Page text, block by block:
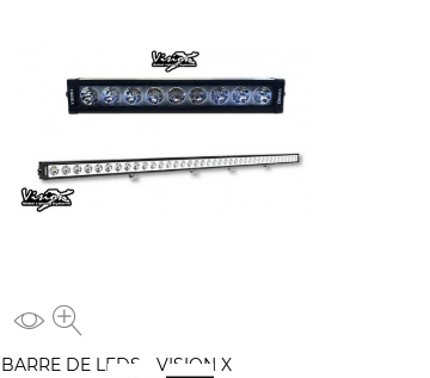
BARRE DE LEDS - VISION X